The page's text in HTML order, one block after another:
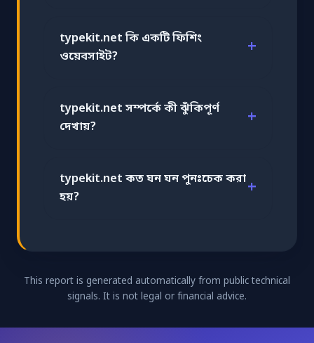
typekit.net কি একটি ফিশিং
ওয়েবসাইট?
typekit.net সম্পর্কে কী ঝুঁকিপূর্ণ
দেখায়?
typekit.net কত ঘন ঘন পুনঃচেক করা
হয়?
This report is generated automatically from public technical
signals. It is not legal or financial advice.